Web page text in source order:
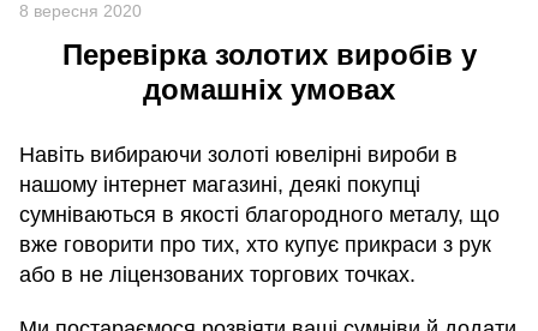
8 вересня 2020
Перевірка золотих виробів у
домашніх умовах
Навіть вибираючи золоті ювелірні вироби в
нашому інтернет магазині, деякі покупці
сумніваються в якості благородного металу, що
вже говорити про тих, хто купує прикраси з рук
або в не ліцензованих торгових точках.